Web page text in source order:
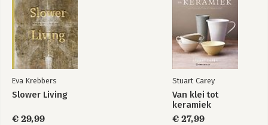
Eva Krebbers
Slower Living
€ 29,99
Stuart Carey
Van klei tot
keramiek
€ 27,99